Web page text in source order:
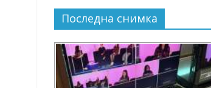
Последна снимка